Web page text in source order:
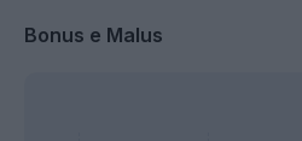
Bonus e Malus